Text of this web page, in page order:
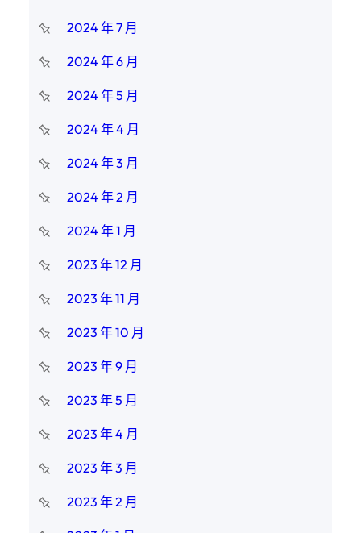
2024 年 7 月
2024 年 6 月
2024 年 5 月
2024 年 4 月
2024 年 3 月
2024 年 2 月
2024 年 1 月
2023 年 12 月
2023 年 11 月
2023 年 10 月
2023 年 9 月
2023 年 5 月
2023 年 4 月
2023 年 3 月
2023 年 2 月